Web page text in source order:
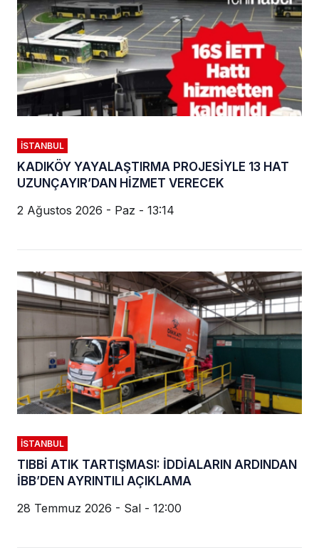
İSTANBUL
KADIKÖY YAYALAŞTIRMA PROJESİYLE 13 HAT
UZUNÇAYIR’DAN HİZMET VERECEK
2 Ağustos 2026 - Paz - 13:14
İSTANBUL
TIBBİ ATIK TARTIŞMASI: İDDİALARIN ARDINDAN
İBB’DEN AYRINTILI AÇIKLAMA
28 Temmuz 2026 - Sal - 12:00